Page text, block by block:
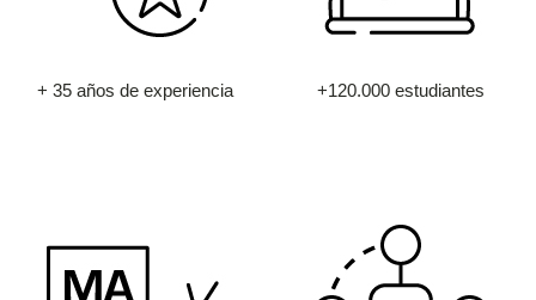
+ 35 años de experiencia +120.000 estudiantes